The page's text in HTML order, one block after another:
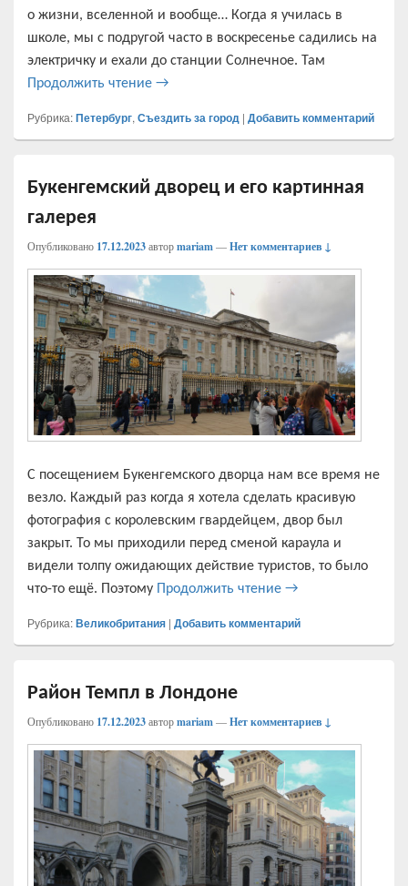
о жизни, вселенной и вообще… Когда я училась в
школе, мы с подругой часто в воскресенье садились на
электричку и ехали до станции Солнечное. Там
Продолжить чтение Комарово — Келломяки. Дачная жизнь
→
Рубрика:Петербург,Съездить за город | Добавить комментарий
Букенгемский дворец и его картинная
галерея
Опубликовано 17.12.2023авторmariam—Нет комментариев ↓
С посещением Букенгемского дворца нам все время не
везло. Каждый раз когда я хотела сделать красивую
фотография с королевским гвардейцем, двор был
закрыт. То мы приходили перед сменой караула и
видели толпу ожидающих действие туристов, то было
что-то ещё. Поэтому
Продолжить чтение Букенгемский
→
Рубрика:Великобритания | Добавить комментарий
Район Темпл в Лондоне
Опубликовано 17.12.2023авторmariam—Нет комментариев ↓